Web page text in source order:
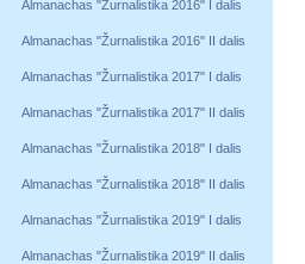
Almanachas "Žurnalistika 2016" I dalis
Almanachas "Žurnalistika 2016" II dalis
Almanachas "Žurnalistika 2017" I dalis
Almanachas "Žurnalistika 2017" II dalis
Almanachas "Žurnalistika 2018" I dalis
Almanachas "Žurnalistika 2018" II dalis
Almanachas "Žurnalistika 2019" I dalis
Almanachas "Žurnalistika 2019" II dalis